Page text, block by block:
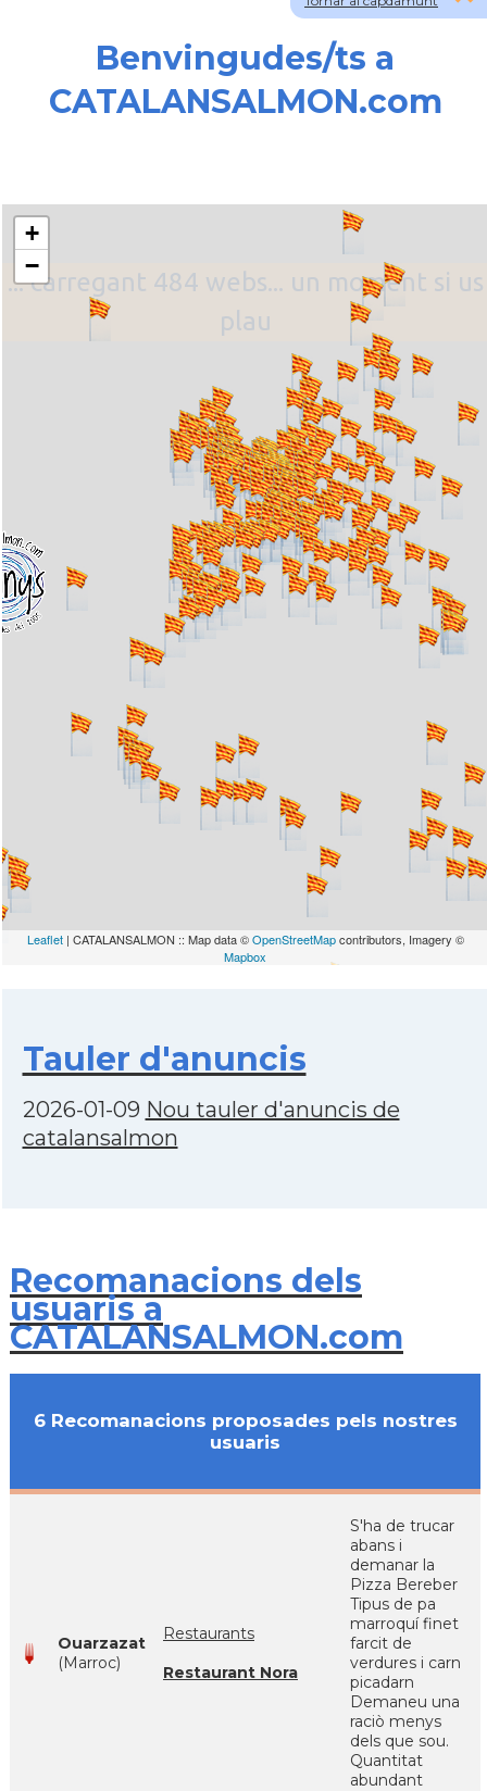
Benvingudes/ts a
CATALANSALMON.com
... carregant 484 webs... un moment si us
plau
+
−
Leaflet| CATALANSALMON :: Map data ©OpenStreetMapcontributors, Imagery ©
Mapbox
Tauler d'anuncis
2026-01-09 Nou tauler d'anuncis de
catalansalmon
Recomanacions dels
usuaris a
CATALANSALMON.com
6 Recomanacions proposades pels nostres
usuaris
Ouarzazat
(Marroc)
Restaurants
Restaurant Nora
S'ha de trucar
abans i
demanar la
Pizza Bereber
Tipus de pa
marroquí finet
farcit de
verdures i carn
picadarn
Demaneu una
raciò menys
dels que sou.
Quantitat
abundant